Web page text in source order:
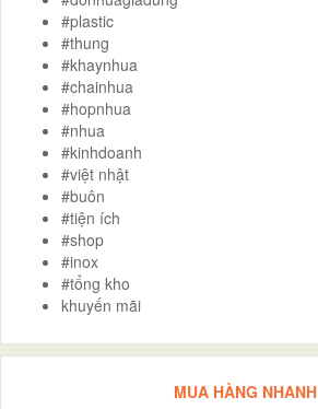
#plastic
#thung
#khaynhua
#chainhua
#hopnhua
#nhua
#kinhdoanh
#việt nhật
#buôn
#tiện ích
#shop
#inox
#tổng kho
khuyến mãi
MUA HÀNG NHANH